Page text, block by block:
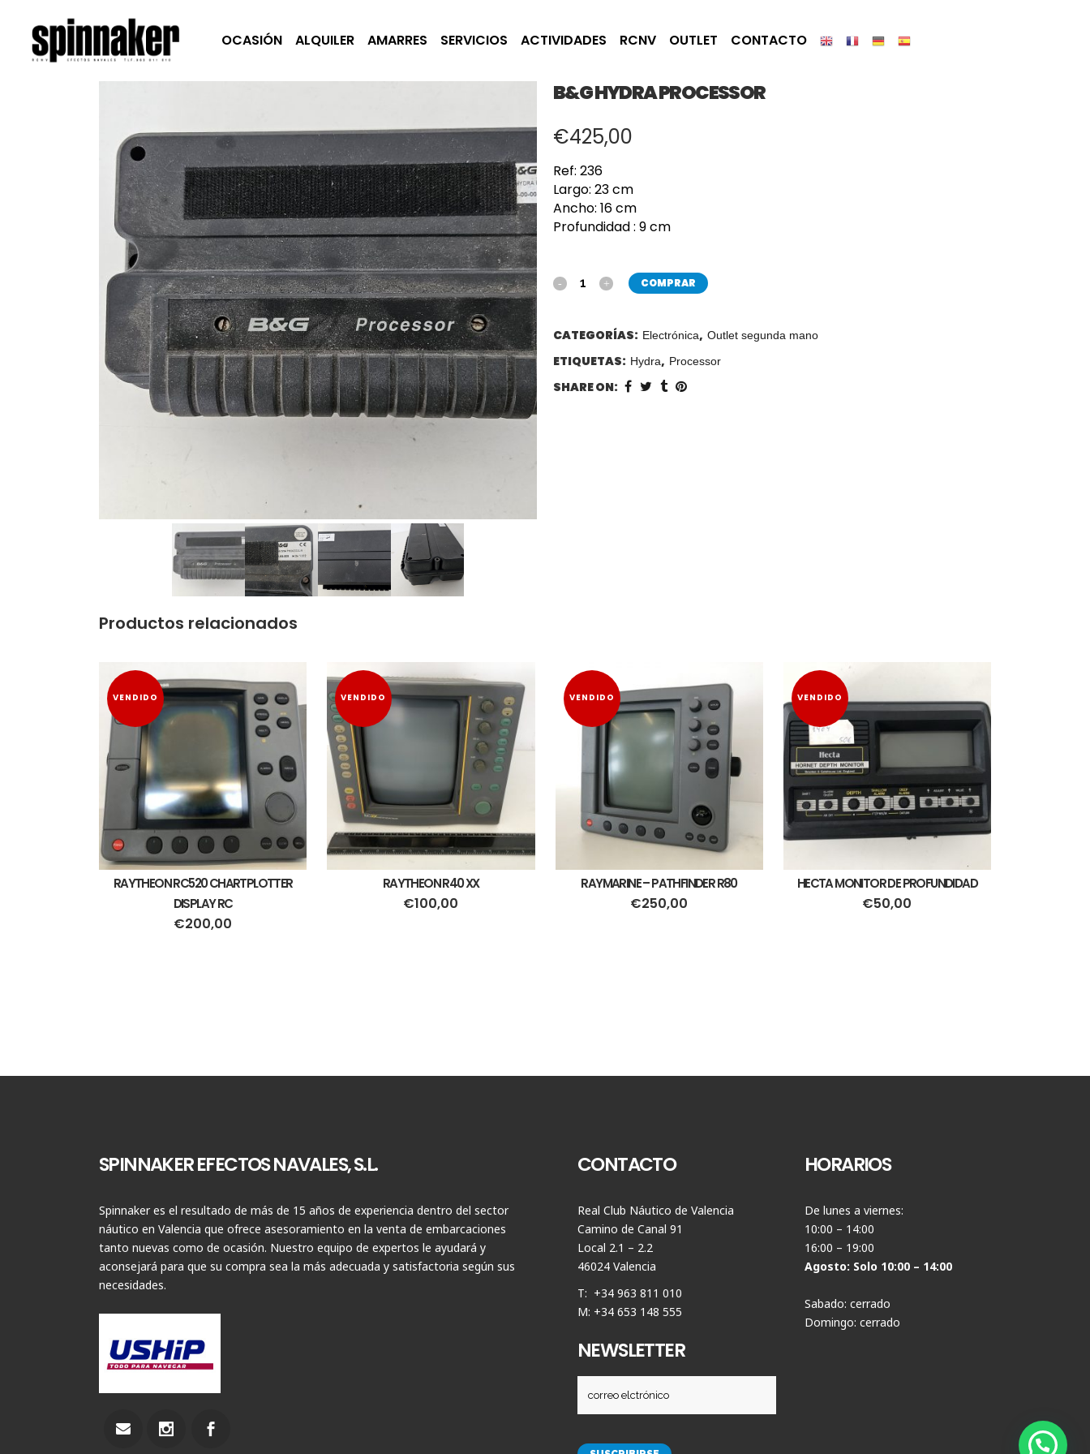
OCASIÓN ALQUILER AMARRES SERVICIOS ACTIVIDADES RCNV OUTLET CONTACTO
B&G HYDRA PROCESSOR
€425,00
Ref: 236
Largo: 23 cm
Ancho: 16 cm
Profundidad : 9 cm
COMPRAR
CATEGORÍAS: Electrónica, Outlet segunda mano
ETIQUETAS: Hydra, Processor
SHARE ON:
Productos relacionados
VENDIDO
RAYTHEON RC520 CHARTPLOTTER
DISPLAY RC
€200,00
VENDIDO
RAYTHEON R40 XX
€100,00
VENDIDO
RAYMARINE – PATHFINDER R80
€250,00
VENDIDO
HECTA MONITOR DE PROFUNDIDAD
€50,00
SPINNAKER EFECTOS NAVALES, S.L.
Spinnaker es el resultado de más de 15 años de experiencia dentro del sector
náutico en Valencia que ofrece asesoramiento en la venta de embarcaciones
tanto nuevas como de ocasión. Nuestro equipo de expertos le ayudará y
aconsejará para que su compra sea la más adecuada y satisfactoria según sus
necesidades.
CONTACTO
Real Club Náutico de Valencia
Camino de Canal 91
Local 2.1 – 2.2
46024 Valencia
T: +34 963 811 010
M: +34 653 148 555
NEWSLETTER
HORARIOS
De lunes a viernes:
10:00 – 14:00
16:00 – 19:00
Agosto: Solo 10:00 – 14:00
Sabado: cerrado
Domingo: cerrado